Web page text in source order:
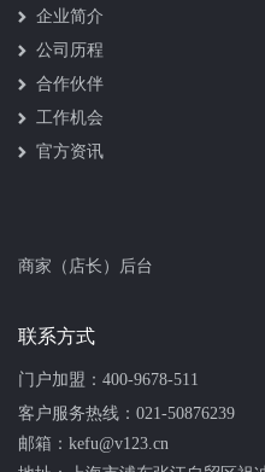
企业简介
公司历程
合作伙伴
工作机会
官方资讯
商家（店长）后台
联系方式
门户加盟： 400-9678-511
客户服务热线： 021-50876239
邮箱：kefu@v123.cn